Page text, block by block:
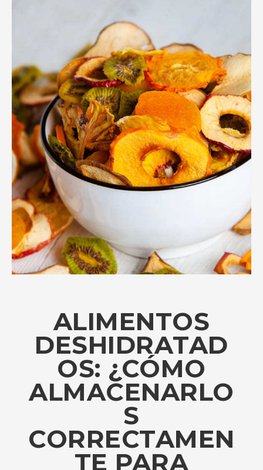
ALIMENTOS
DESHIDRATAD
OS: ¿CÓMO
ALMACENARLO
S
CORRECTAMEN
TE PARA